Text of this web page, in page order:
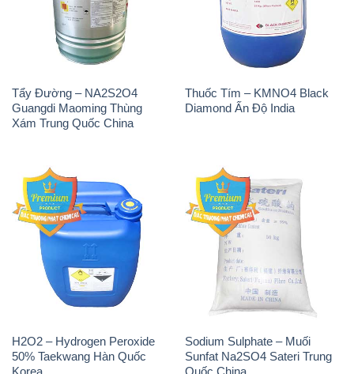
Tẩy Đường – NA2S2O4
Guangdi Maoming Thùng
Xám Trung Quốc China
Thuốc Tím – KMNO4 Black
Diamond Ấn Độ India
H2O2 – Hydrogen Peroxide
50% Taekwang Hàn Quốc
Korea
Sodium Sulphate – Muối
Sunfat Na2SO4 Sateri Trung
Quốc China